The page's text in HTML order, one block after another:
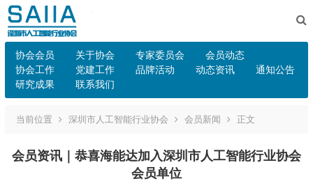
协会会员 关于协会 专家委员会
会员动态
协会工作
党建工作 品牌活动 动态资讯
通知公告
研究成果
联系我们
当前位置 深圳市人工智能行业协会 会员新闻 正文
会员资讯｜恭喜海能达加入深圳市人工智能行业协会
会员单位